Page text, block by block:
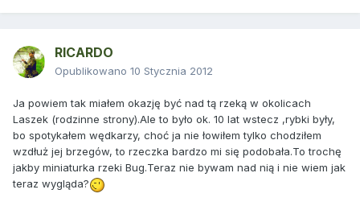
RICARDO
Opublikowano 10 Stycznia 2012
Ja powiem tak miałem okazję być nad tą rzeką w okolicach
Laszek (rodzinne strony).Ale to było ok. 10 lat wstecz ,rybki były,
bo spotykałem wędkarzy, choć ja nie łowiłem tylko chodziłem
wzdłuż jej brzegów, to rzeczka bardzo mi się podobała.To trochę
jakby miniaturka rzeki Bug.Teraz nie bywam nad nią i nie wiem jak
teraz wygląda?